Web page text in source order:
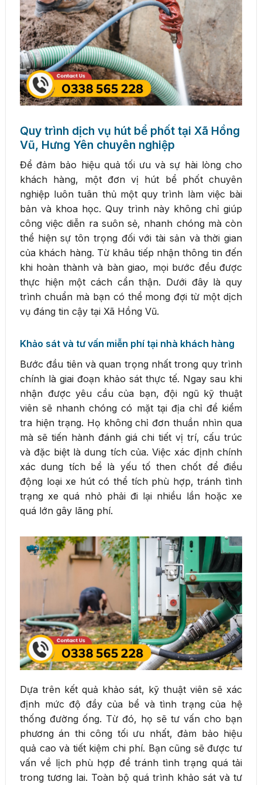
Quy trình dịch vụ hút bể phốt tại Xã Hồng
Vũ, Hưng Yên chuyên nghiệp
Để đảm bảo hiệu quả tối ưu và sự hài lòng cho
khách hàng, một đơn vị hút bể phốt chuyên
nghiệp luôn tuân thủ một quy trình làm việc bài
bản và khoa học. Quy trình này không chỉ giúp
công việc diễn ra suôn sẻ, nhanh chóng mà còn
thể hiện sự tôn trọng đối với tài sản và thời gian
của khách hàng. Từ khâu tiếp nhận thông tin đến
khi hoàn thành và bàn giao, mọi bước đều được
thực hiện một cách cẩn thận. Dưới đây là quy
trình chuẩn mà bạn có thể mong đợi từ một dịch
vụ đáng tin cậy tại Xã Hồng Vũ.
Khảo sát và tư vấn miễn phí tại nhà khách hàng
Bước đầu tiên và quan trọng nhất trong quy trình
chính là giai đoạn khảo sát thực tế. Ngay sau khi
nhận được yêu cầu của bạn, đội ngũ kỹ thuật
viên sẽ nhanh chóng có mặt tại địa chỉ để kiểm
tra hiện trạng. Họ không chỉ đơn thuần nhìn qua
mà sẽ tiến hành đánh giá chi tiết vị trí, cấu trúc
và đặc biệt là dung tích của. Việc xác định chính
xác dung tích bể là yếu tố then chốt để điều
động loại xe hút có thể tích phù hợp, tránh tình
trạng xe quá nhỏ phải đi lại nhiều lần hoặc xe
quá lớn gây lãng phí.
Dựa trên kết quả khảo sát, kỹ thuật viên sẽ xác
định mức độ đầy của bể và tình trạng của hệ
thống đường ống. Từ đó, họ sẽ tư vấn cho bạn
phương án thi công tối ưu nhất, đảm bảo hiệu
quả cao và tiết kiệm chi phí. Bạn cũng sẽ được tư
vấn về lịch phù hợp để tránh tình trạng quá tải
trong tương lai. Toàn bộ quá trình khảo sát và tư